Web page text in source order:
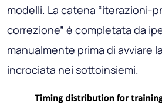
modelli. La catena “iterazioni-
correzione” è completata da
manualmente prima di avviare
incrociata nei sottoinsiemi.